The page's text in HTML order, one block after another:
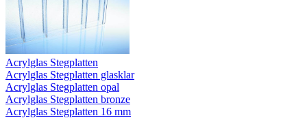
Acrylglas Stegplatten
Acrylglas Stegplatten glasklar
Acrylglas Stegplatten opal
Acrylglas Stegplatten bronze
Acrylglas Stegplatten 16 mm